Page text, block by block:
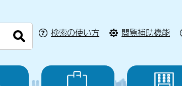
検索の使い方 閲覧補助機能